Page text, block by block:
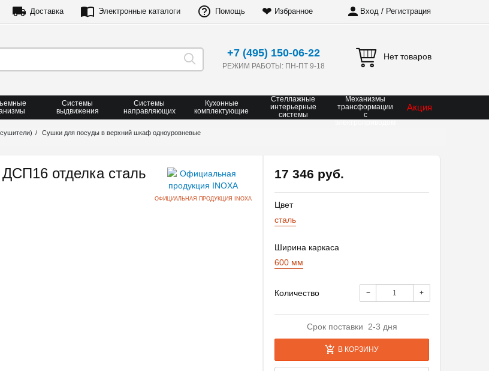
Доставка Электронные каталоги Помощь ❤ Избранное Вход / Регистрация
+7 (495) 150-06-22
РЕЖИМ РАБОТЫ: ПН-ПТ 9-18
Нет товаров
Системы
выдвижения
Системы
направляющих
Кухонные
комплектующие
Стеллажные
интерьерные
системы
Механизмы
трансформации
с
Акция
Сушки для посуды в верхний шкаф одноуровневые
отделка сталь
ОФИЦИАЛЬНАЯ ПРОДУКЦИЯ INOXA
17 346 руб.
Цвет
сталь
Ширина каркаса
600 мм
Количество − +
Срок поставки 2-3 дня
В КОРЗИНУ